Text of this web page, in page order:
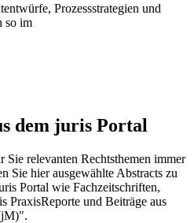
Prozessstrategien und
so im
dem juris Portal
relevanten Rechtsthemen immer
Sie hier ausgewählte Abstracts zu
Portal wie Fachzeitschriften,
PraxisReporte und Beiträge aus